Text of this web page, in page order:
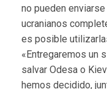
no pueden
ucranianos
es posible
«Entregaremos un
salvar Odesa o
hemos decidido,